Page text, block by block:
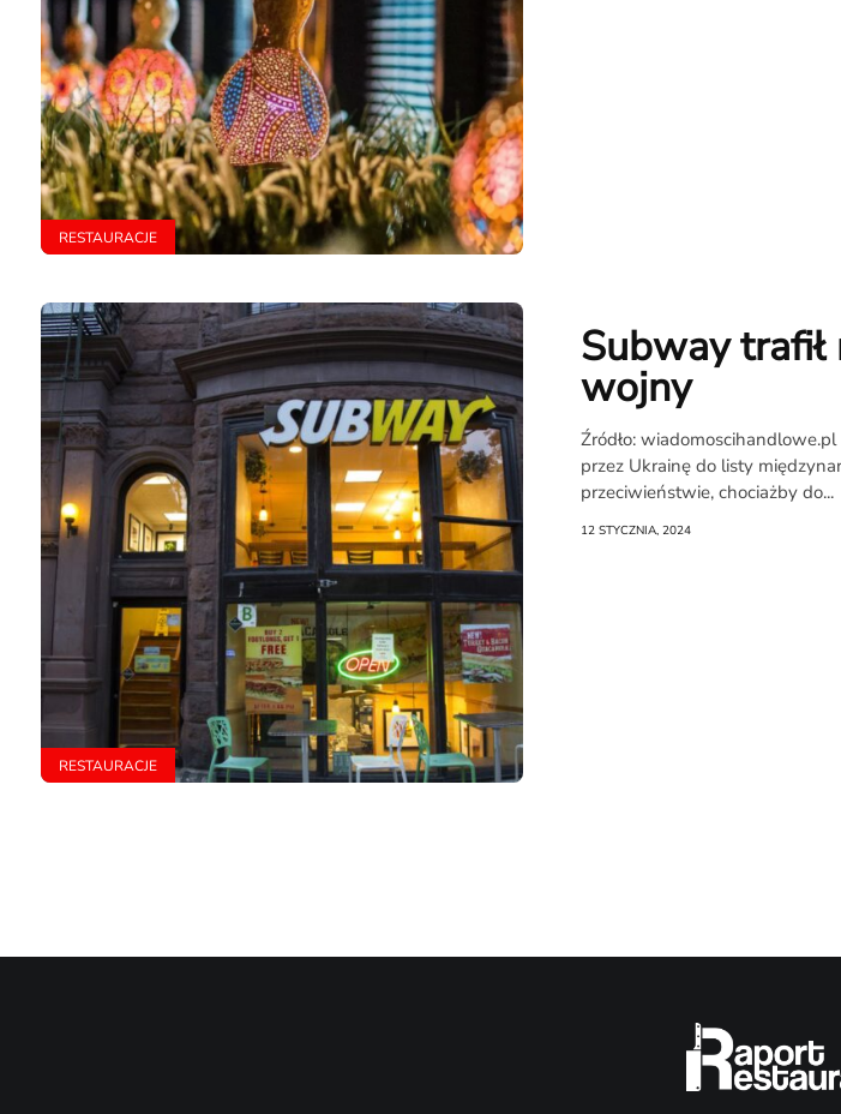
RESTAURACJE
RESTAURACJE
Subway
wojny
Źródło:
przez Ukrainę do listy
przeciwieństwie, chociażby do...
12 STYCZNIA, 2024